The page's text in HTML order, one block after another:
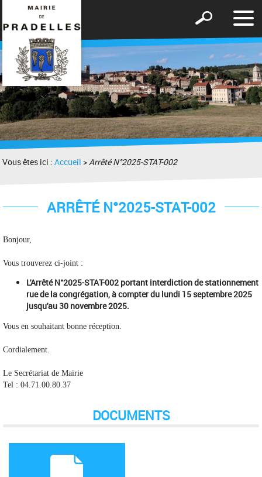
le
Afficher
formulaire
de
recherche
Vous êtes ici :Accueil >Arrêté N°2025-STAT-002
ARRÊTÉ N°2025-STAT-002
Bonjour,
Vous trouverez ci-joint :
L'Arrêté N°2025-STAT-002 portant interdiction de stationnement
rue de la congrégation, à compter du lundi 15 septembre 2025
jusqu'au 30 novembre 2025.
Vous en souhaitant bonne réception.
Cordialement.
Le Secrétariat de Mairie
Tel : 04.71.00.80.37
DOCUMENTS